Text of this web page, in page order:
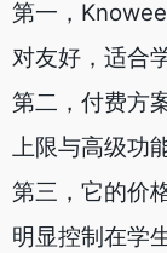
第一，
对友好，适合
第二，付费方
上限与高级功
第三，它的价
明显控制在学